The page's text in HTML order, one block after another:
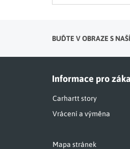
BUĎTE V OBRAZE S
Informace pro
Carhartt story
Vrácení a výměna
Mapa stránek